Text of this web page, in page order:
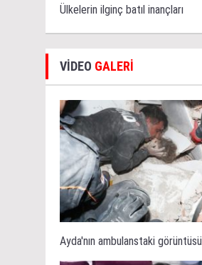
Ülkelerin ilginç batıl inançları
VİDEO GALERİ
Ayda'nın ambulanstaki görüntüsü